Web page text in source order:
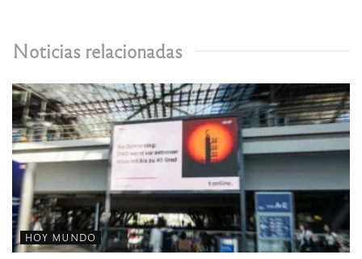
Noticias relacionadas
HOY MUNDO